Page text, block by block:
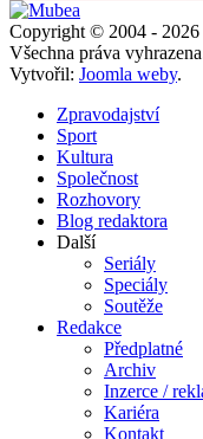
Copyright © 2004 - 2026
Všechna práva
Vytvořil: Joomla weby.
Zpravodajství
Sport
Kultura
Společnost
Rozhovory
Blog redaktora
Další
Seriály
Speciály
Soutěže
Redakce
Předplatné
Archiv
Inzerce /
Kariéra
Kontakt